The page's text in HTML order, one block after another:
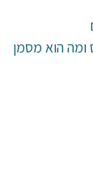
ומה הוא מסמן